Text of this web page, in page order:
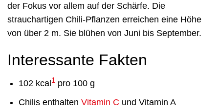
der Fokus vor allem auf der Schärfe. Die
strauchartigen Chili-Pflanzen erreichen eine Höhe
von über 2 m. Sie blühen von Juni bis September.
Interessante Fakten
102 kcal1pro 100 g
Chilis enthalten Vitamin C und Vitamin A